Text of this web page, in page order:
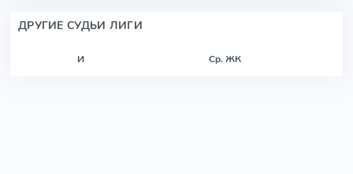
ДРУГИЕ СУДЬИ ЛИГИ
И Ср. ЖК